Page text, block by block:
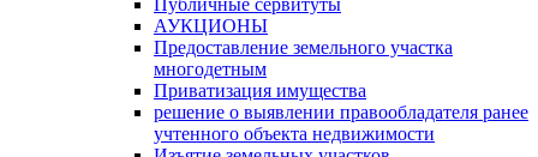
Публичные сервитуты
АУКЦИОНЫ
Предоставление земельного участка
многодетным
Приватизация имущества
решение о выявлении правообладателя ранее
учтенного объекта недвижимости